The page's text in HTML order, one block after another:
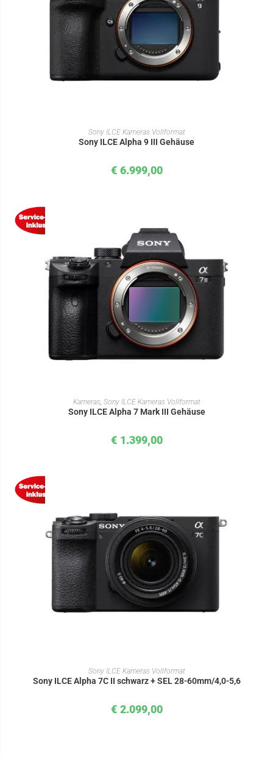
IN DEN WARENKORB
Sony ILCE Kameras Vollformat
Sony ILCE Alpha 9 III Gehäuse
€ 6.999,00
IN DEN WARENKORB
Kameras, Sony ILCE Kameras Vollformat
Sony ILCE Alpha 7 Mark III Gehäuse
€ 1.399,00
IN DEN WARENKORB
Sony ILCE Kameras Vollformat
Sony ILCE Alpha 7C II schwarz + SEL 28-60mm/4,0-5,6
€ 2.099,00